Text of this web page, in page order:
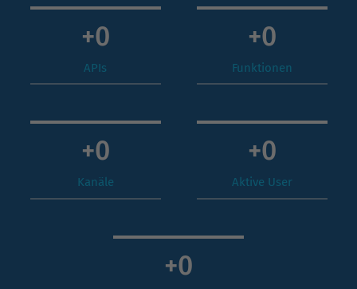
+0
APIs
+0
Funktionen
+0
Kanäle
+0
Aktive User
+0